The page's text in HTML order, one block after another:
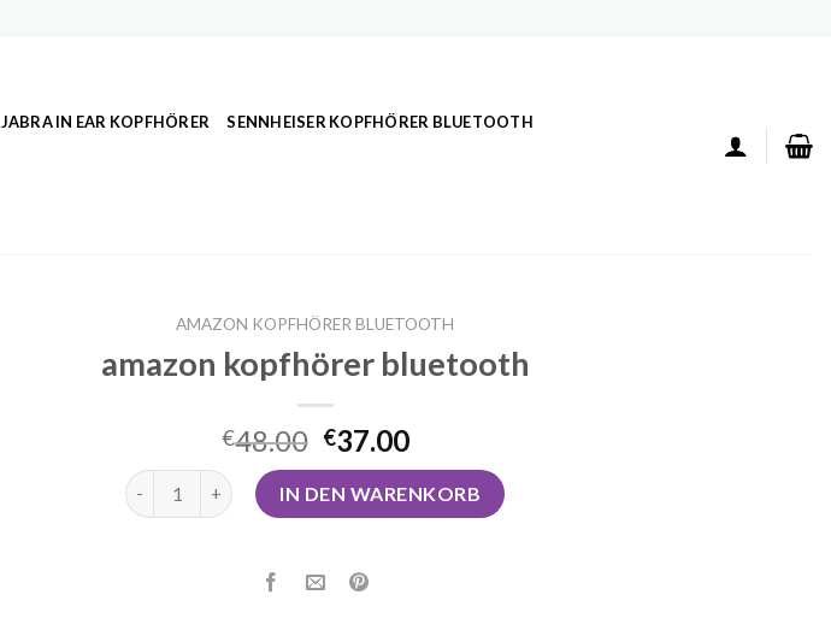
JABRA IN EAR KOPFHÖRER SENNHEISER KOPFHÖRER BLUETOOTH
AMAZON KOPFHÖRER BLUETOOTH
amazon kopfhörer bluetooth
€48.00 €37.00
amazon kopfhörer bluetooth Menge
IN DEN WARENKORB